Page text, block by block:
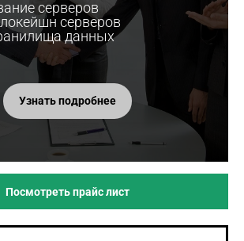
серверов
серверов
данных
Узнать подробнее
Посмотреть прайс лист